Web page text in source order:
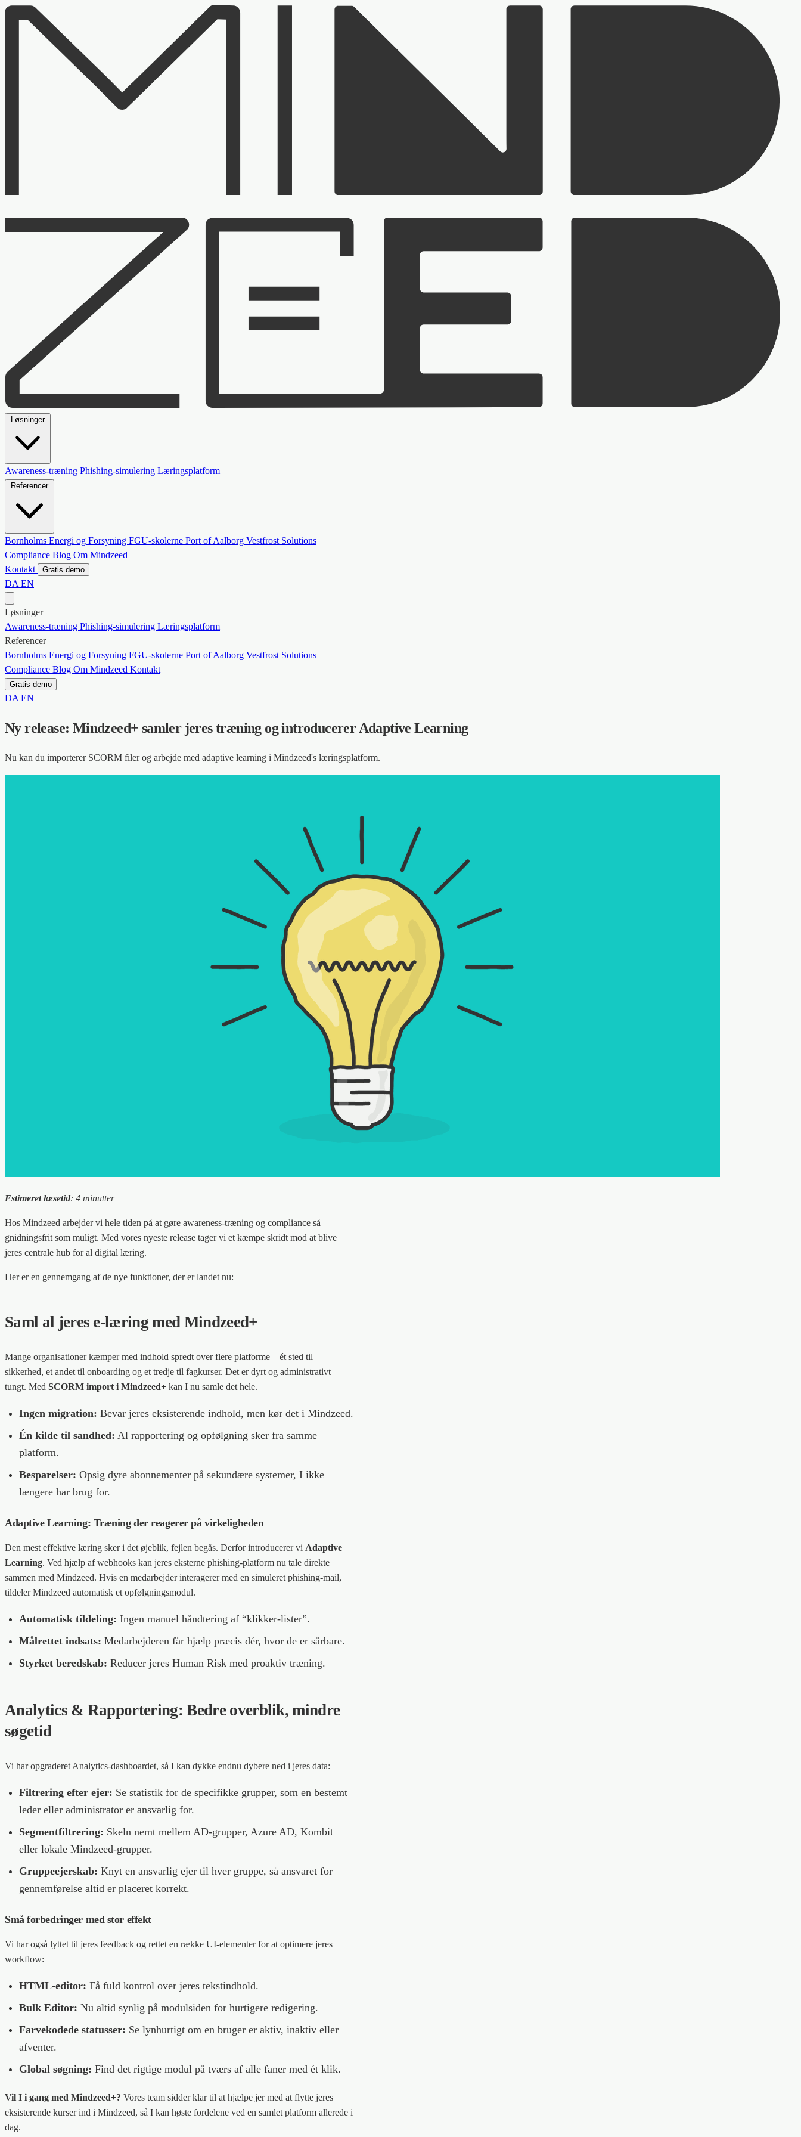
Løsninger
Awareness-træning Phishing-simulering Læringsplatform
Referencer
Bornholms Energi og Forsyning FGU-skolerne Port of Aalborg Vestfrost Solutions
Compliance Blog Om Mindzeed
Kontakt
Gratis demo
DA EN
Løsninger
Awareness-træning Phishing-simulering Læringsplatform
Referencer
Bornholms Energi og Forsyning FGU-skolerne Port of Aalborg Vestfrost Solutions
Compliance Blog Om Mindzeed Kontakt
Gratis demo
DA EN
Ny release: Mindzeed+ samler jeres træning og introducerer Adaptive Learning
Nu kan du importerer SCORM filer og arbejde med adaptive learning i Mindzeed's læringsplatform.
Estimeret læsetid: 4 minutter
Hos Mindzeed arbejder vi hele tiden på at gøre awareness-træning og compliance så
gnidningsfrit som muligt. Med vores nyeste release tager vi et kæmpe skridt mod at blive
jeres centrale hub for al digital læring.
Her er en gennemgang af de nye funktioner, der er landet nu:
Saml al jeres e-læring med Mindzeed+
Mange organisationer kæmper med indhold spredt over flere platforme – ét sted til
sikkerhed, et andet til onboarding og et tredje til fagkurser. Det er dyrt og administrativt
tungt. Med SCORM import i Mindzeed+ kan I nu samle det hele.
Ingen migration: Bevar jeres eksisterende indhold, men kør det i Mindzeed.
Én kilde til sandhed: Al rapportering og opfølgning sker fra samme
platform.
Besparelser: Opsig dyre abonnementer på sekundære systemer, I ikke
længere har brug for.
Adaptive Learning: Træning der reagerer på virkeligheden
Den mest effektive læring sker i det øjeblik, fejlen begås. Derfor introducerer vi Adaptive
Learning. Ved hjælp af webhooks kan jeres eksterne phishing-platform nu tale direkte
sammen med Mindzeed. Hvis en medarbejder interagerer med en simuleret phishing-mail,
tildeler Mindzeed automatisk et opfølgningsmodul.
Automatisk tildeling: Ingen manuel håndtering af “klikker-lister”.
Målrettet indsats: Medarbejderen får hjælp præcis dér, hvor de er sårbare.
Styrket beredskab: Reducer jeres Human Risk med proaktiv træning.
Analytics & Rapportering: Bedre overblik, mindre
søgetid
Vi har opgraderet Analytics-dashboardet, så I kan dykke endnu dybere ned i jeres data:
Filtrering efter ejer: Se statistik for de specifikke grupper, som en bestemt
leder eller administrator er ansvarlig for.
Segmentfiltrering: Skeln nemt mellem AD-grupper, Azure AD, Kombit
eller lokale Mindzeed-grupper.
Gruppeejerskab: Knyt en ansvarlig ejer til hver gruppe, så ansvaret for
gennemførelse altid er placeret korrekt.
Små forbedringer med stor effekt
Vi har også lyttet til jeres feedback og rettet en række UI-elementer for at optimere jeres
workflow:
HTML-editor: Få fuld kontrol over jeres tekstindhold.
Bulk Editor: Nu altid synlig på modulsiden for hurtigere redigering.
Farvekodede statusser: Se lynhurtigt om en bruger er aktiv, inaktiv eller
afventer.
Global søgning: Find det rigtige modul på tværs af alle faner med ét klik.
Vil I i gang med Mindzeed+? Vores team sidder klar til at hjælpe jer med at flytte jeres
eksisterende kurser ind i Mindzeed, så I kan høste fordelene ved en samlet platform allerede i
dag.